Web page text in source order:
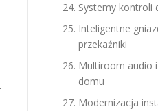
Systemy kontroli
Inteligentne
przekaźniki
Multiroom audio i
domu
Modernizacja